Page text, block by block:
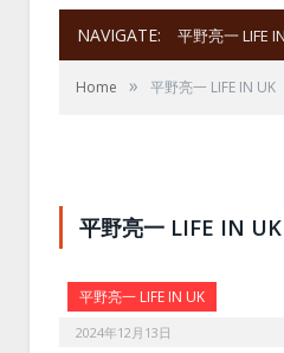
NAVIGATE: 平野亮一 LIFE
Home » 平野亮一 LIFE IN UK
平野亮一 LIFE IN UK
平野亮一 LIFE IN UK
2024年12月13日